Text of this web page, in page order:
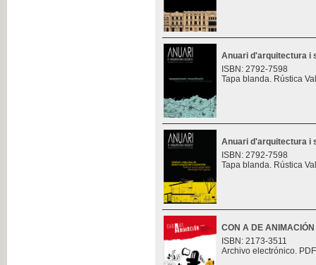
Anuari d'arquitectura i
ISBN: 2792-7598
Tapa blanda. Rústica
Anuari d'arquitectura i
ISBN: 2792-7598
Tapa blanda. Rústica
CON A DE ANIMACIÓN
ISBN: 2173-3511
Archivo electrónico.